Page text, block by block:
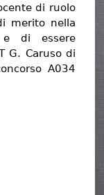
di ruolo
merito nella
e di essere
G. Caruso di
A034